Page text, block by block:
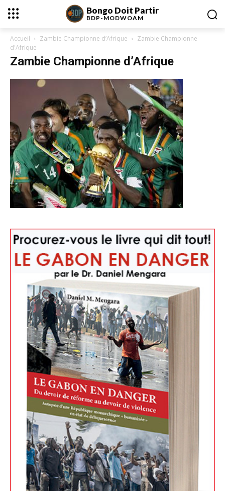
Bongo Doit Partir
BDP-MODWOAM
Accueil Zambie Championne d’Afrique
Zambie Championne
d'Afrique
Zambie Championne d’Afrique